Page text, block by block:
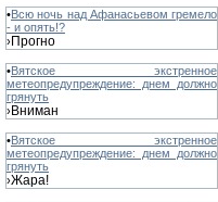
•Всю ночь над Афанасьевом гремело
- и опять!?
›Прогно
•Вятское экстренное
метеопредупреждение: днем должно
грянуть
›Вниман
•Вятское экстренное
метеопредупреждение: днем должно
грянуть
›Жара!